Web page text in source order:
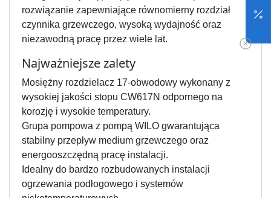
rozwiązanie zapewniające równomierny rozdział
czynnika grzewczego, wysoką wydajność oraz
niezawodną pracę przez wiele lat.
Najważniejsze zalety
Mosiężny rozdzielacz 17-obwodowy wykonany z
wysokiej jakości stopu CW617N odpornego na
korozję i wysokie temperatury.
Grupa pompowa z pompą WILO gwarantująca
stabilny przepływ medium grzewczego oraz
energooszczędną pracę instalacji.
Idealny do bardzo rozbudowanych instalacji
ogrzewania podłogowego i systemów